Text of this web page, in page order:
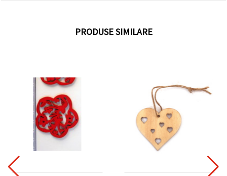
PRODUSE SIMILARE